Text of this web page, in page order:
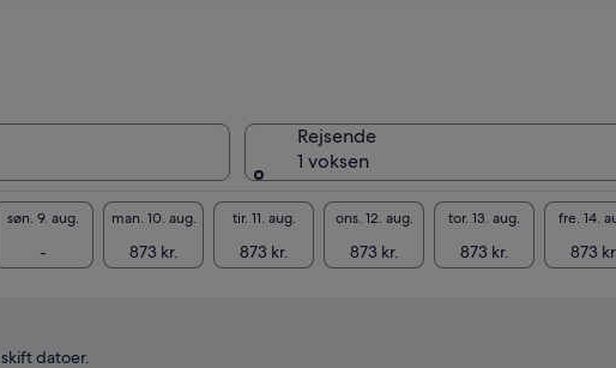
Rejsende
1 voksen
søn. 9. aug.
-
man. 10. aug.
873 kr.
tir. 11. aug.
873 kr.
ons. 12. aug.
873 kr.
tor. 13. aug.
873 kr.
fre. 14.
873
datoer.